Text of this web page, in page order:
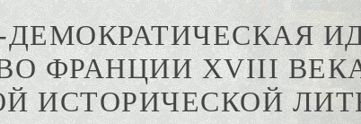
ФРАНЦИИ XVIII
ИСТОРИЧЕСКОЙ